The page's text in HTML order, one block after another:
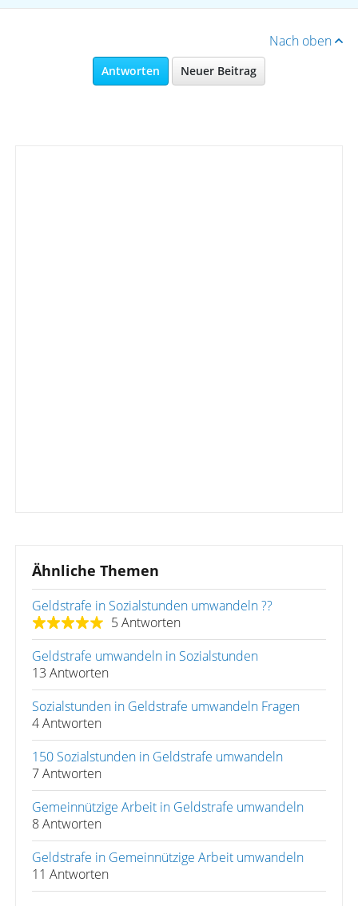
Nach oben
Antworten Neuer Beitrag
Ähnliche Themen
Geldstrafe in Sozialstunden umwandeln ??
5 Antworten
Geldstrafe umwandeln in Sozialstunden
13 Antworten
Sozialstunden in Geldstrafe umwandeln Fragen
4 Antworten
150 Sozialstunden in Geldstrafe umwandeln
7 Antworten
Gemeinnützige Arbeit in Geldstrafe umwandeln
8 Antworten
Geldstrafe in Gemeinnützige Arbeit umwandeln
11 Antworten